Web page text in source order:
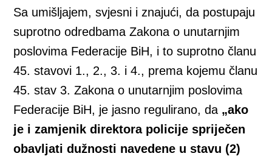
Sa umišljajem, svjesni i znajući, da postupaju
suprotno odredbama Zakona o unutarnjim
poslovima Federacije BiH, i to suprotno članu
45. stavovi 1., 2., 3. i 4., prema kojemu članu
45. stav 3. Zakona o unutarnjim poslovima
Federacije BiH, je jasno regulirano, da „ako
je i zamjenik direktora policije spriječen
obavljati dužnosti navedene u stavu (2)